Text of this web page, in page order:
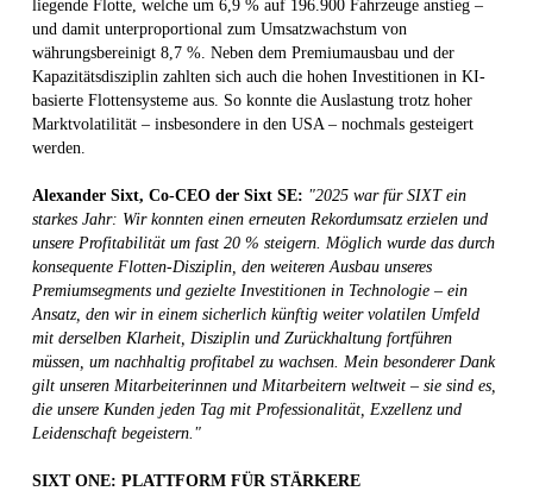
liegende Flotte, welche um 6,9 % auf 196.900 Fahrzeuge anstieg –
und damit unterproportional zum Umsatzwachstum von
währungsbereinigt 8,7 %. Neben dem Premiumausbau und der
Kapazitätsdisziplin zahlten sich auch die hohen Investitionen in KI-
basierte Flottensysteme aus. So konnte die Auslastung trotz hoher
Marktvolatilität – insbesondere in den USA – nochmals gesteigert
werden.
Alexander Sixt, Co-CEO der Sixt SE: "2025 war für SIXT ein
starkes Jahr: Wir konnten einen erneuten Rekordumsatz erzielen und
unsere Profitabilität um fast 20 % steigern. Möglich wurde das durch
konsequente Flotten-Disziplin, den weiteren Ausbau unseres
Premiumsegments und gezielte Investitionen in Technologie – ein
Ansatz, den wir in einem sicherlich künftig weiter volatilen Umfeld
mit derselben Klarheit, Disziplin und Zurückhaltung fortführen
müssen, um nachhaltig profitabel zu wachsen. Mein besonderer Dank
gilt unseren Mitarbeiterinnen und Mitarbeitern weltweit – sie sind es,
die unsere Kunden jeden Tag mit Professionalität, Exzellenz und
Leidenschaft begeistern."
SIXT ONE: PLATTFORM FÜR STÄRKERE